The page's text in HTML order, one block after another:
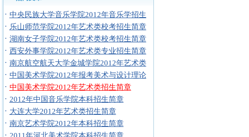
· 中央民族大学音乐学院2012年音乐学招生
· 乐山师范学院2012年艺术类校考招生简章
· 湖南女子学院2012年艺术类校考招生简章
· 西安外事学院2012年艺术类专业招生简章
· 南京航空航天大学金城学院2012年艺术类
· 中国美术学院2012年报考美术与设计理论
· 中国美术学院2012年艺术类招生简章
· 2012年中国音乐学院本科招生简章
· 大连大学2012年艺术类招生简章
· 南京艺术学院2012年本科招生简章
·